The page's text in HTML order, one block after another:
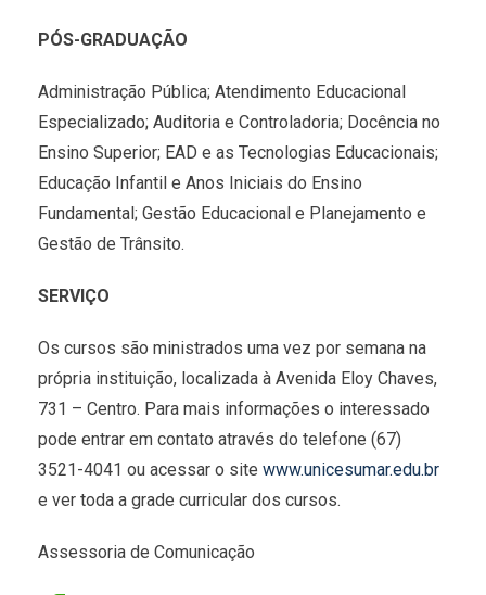
PÓS-GRADUAÇÃO
Administração Pública; Atendimento Educacional
Especializado; Auditoria e Controladoria; Docência no
Ensino Superior; EAD e as Tecnologias Educacionais;
Educação Infantil e Anos Iniciais do Ensino
Fundamental; Gestão Educacional e Planejamento e
Gestão de Trânsito.
SERVIÇO
Os cursos são ministrados uma vez por semana na
própria instituição, localizada à Avenida Eloy Chaves,
731 – Centro. Para mais informações o interessado
pode entrar em contato através do telefone (67)
3521-4041 ou acessar o site www.unicesumar.edu.br
e ver toda a grade curricular dos cursos.
Assessoria de Comunicação